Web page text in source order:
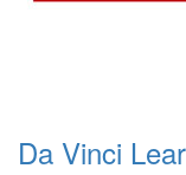
Da Vinci